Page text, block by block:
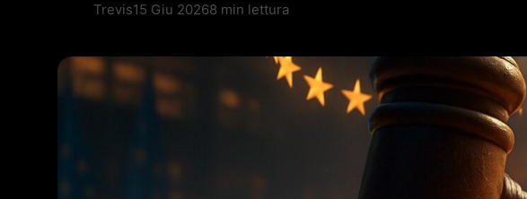
Trevis15 Giu 20268 min lettura